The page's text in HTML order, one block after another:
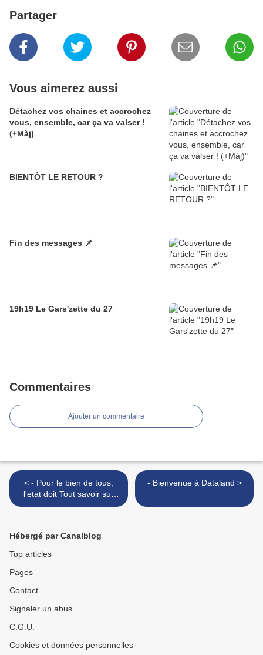
Partager
Vous aimerez aussi
Détachez vos chaines et accrochez
vous, ensemble, car ça va valser !
(+Màj)
BIENTÔT LE RETOUR ?
Fin des messages 📌
19h19 Le Gars'zette du 27
Commentaires
Ajouter un commentaire
< - Pour le bien de tous,
l'etat doit Tout savoir sur
nos réseaux et contacts
- Bienvenue à Dataland >
Hébergé par Canalblog
Top articles
Pages
Contact
Signaler un abus
C.G.U.
Cookies et données personnelles